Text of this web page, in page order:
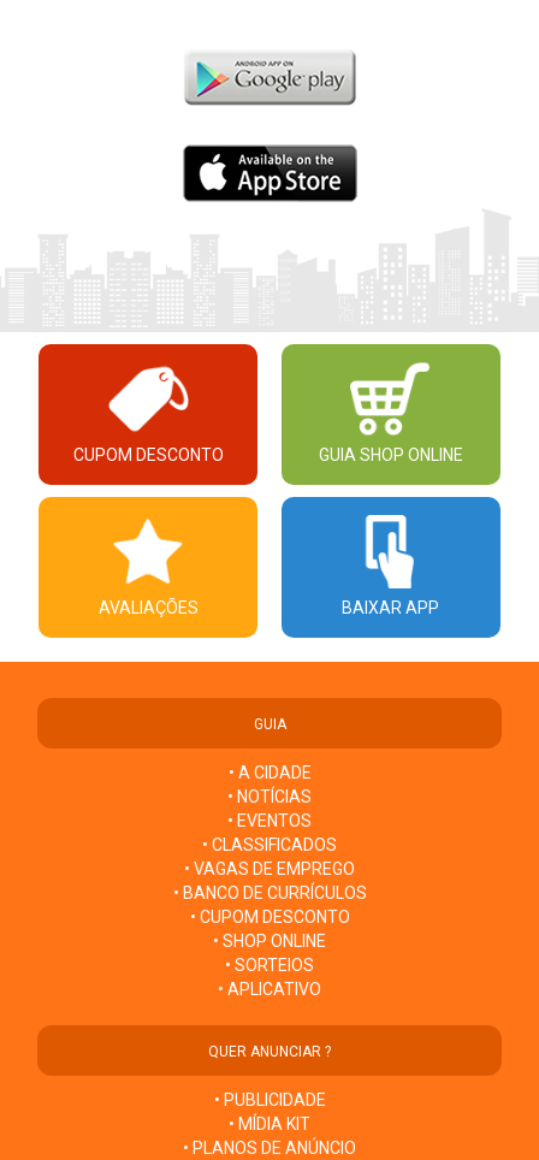
CUPOM DESCONTO GUIA SHOP ONLINE
AVALIAÇÕES BAIXAR APP
GUIA
• A CIDADE
• NOTÍCIAS
• EVENTOS
• CLASSIFICADOS
• VAGAS DE EMPREGO
• BANCO DE CURRÍCULOS
• CUPOM DESCONTO
• SHOP ONLINE
• SORTEIOS
• APLICATIVO
QUER ANUNCIAR ?
• PUBLICIDADE
• MÍDIA KIT
• PLANOS DE ANÚNCIO